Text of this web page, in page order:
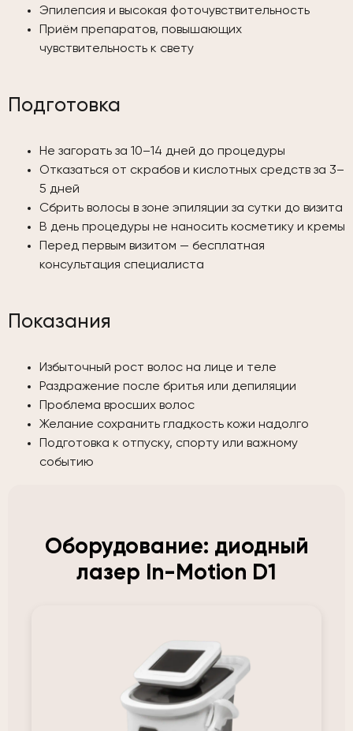
Эпилепсия и высокая фоточувствительность
Приём препаратов, повышающих
чувствительность к свету
Подготовка
Не загорать за 10–14 дней до процедуры
Отказаться от скрабов и кислотных средств за 3–
5 дней
Сбрить волосы в зоне эпиляции за сутки до визита
В день процедуры не наносить косметику и кремы
Перед первым визитом — бесплатная
консультация специалиста
Показания
Избыточный рост волос на лице и теле
Раздражение после бритья или депиляции
Проблема вросших волос
Желание сохранить гладкость кожи надолго
Подготовка к отпуску, спорту или важному
событию
Оборудование: диодный
лазер In-Motion D1